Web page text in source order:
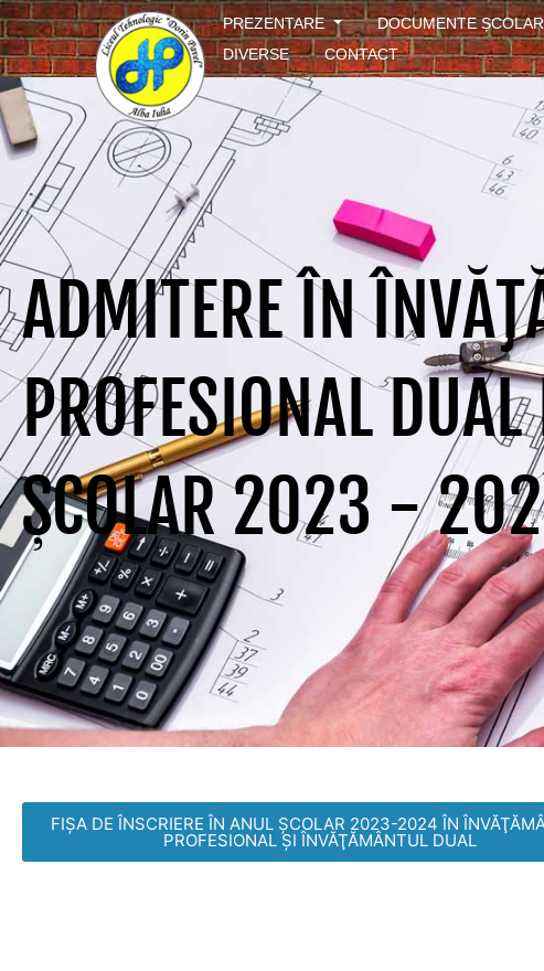
PREZENTARE DOCUMENTE
DIVERSE
CONTACT
ADMITERE ÎN
PROFESIONAL
ȘCOLAR 2023 -
FIŞA DE ÎNSCRIERE ÎN ANUL ŞCOLAR 2023-2024 ÎN
PROFESIONAL ŞI ÎNVĂŢĂMÂNTUL DUAL